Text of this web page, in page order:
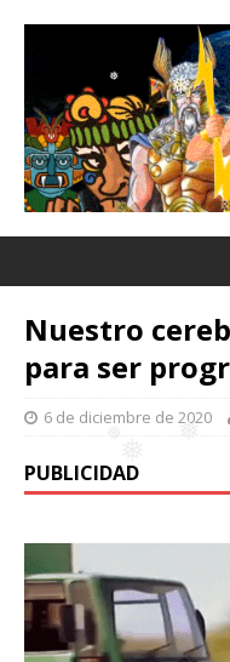
❅
❅
❅
Nuestro
para ser
6 de diciembre de 2020
PUBLICIDAD